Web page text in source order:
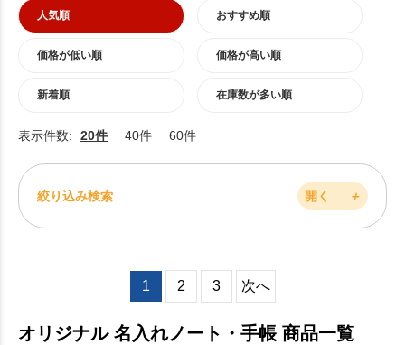
人気順 おすすめ順
価格が低い順 価格が高い順
新着順 在庫数が多い順
表示件数: 20件 40件 60件
絞り込み検索 開く ＋
1 2 3 次へ
オリジナル 名入れノート・手帳 商品一覧